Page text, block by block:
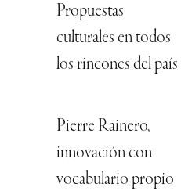
Propuestas
culturales en todos
los rincones del país
Pierre Rainero,
innovación con
vocabulario propio